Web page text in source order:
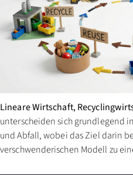
Lineare Wirtschaft,
unterscheiden sich grundlegend
und Abfall, wobei das Ziel darin
verschwenderischen Modell zu